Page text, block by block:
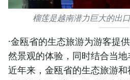
榴莲是越南潜力巨大的出
·金瓯省的生态旅游为游客提
然景观的体验，同时结合当地
近年来，金瓯省的生态旅游